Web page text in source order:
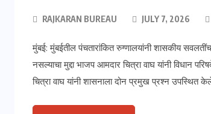
RAJKARAN BUREAU JULY 7, 2026
मुंबई: मुंबईतील पंचतारांकित रुग्णालयांनी शासकीय
नसल्याचा मुद्दा भाजप आमदार चित्रा वाघ यांनी विधान
चित्रा वाघ यांनी शासनाला दोन प्रमुख प्रश्न